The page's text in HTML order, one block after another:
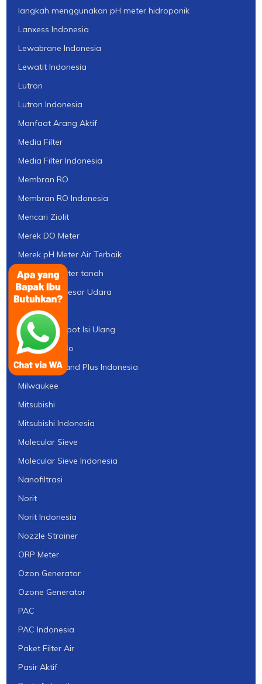
langkah menggunakan pH meter hidroponik
Lanxess Indonesia
Lewabrane Indonesia
Lewatit Indonesia
Lutron
Lutron Indonesia
Manfaat Arang Aktif
Media Filter
Media Filter Indonesia
Membran RO
Membran RO Indonesia
Mencari Ziolit
Merek DO Meter
Merek pH Meter Air Terbaik
Merek pH Meter tanah
Mesin Kompresor Udara
Mesin RO
Mesin UV Depot Isi Ulang
Mettler Toledo
MGS Greensand Plus Indonesia
Milwaukee
Mitsubishi
Mitsubishi Indonesia
Molecular Sieve
Molecular Sieve Indonesia
Nanofiltrasi
Norit
Norit Indonesia
Nozzle Strainer
ORP Meter
Ozon Generator
Ozone Generator
PAC
PAC Indonesia
Paket Filter Air
Pasir Aktif